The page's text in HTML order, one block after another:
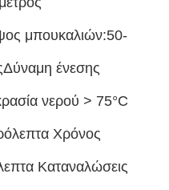
μπουκαλιών:50-
ένεσης
νερού > 75°C
Χρόνος
Καταναλώσεις